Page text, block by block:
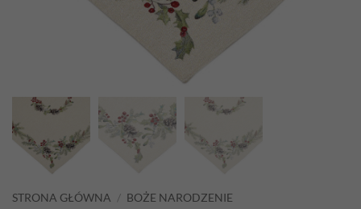
STRONA GŁÓWNA / BOŻE NARODZENIE